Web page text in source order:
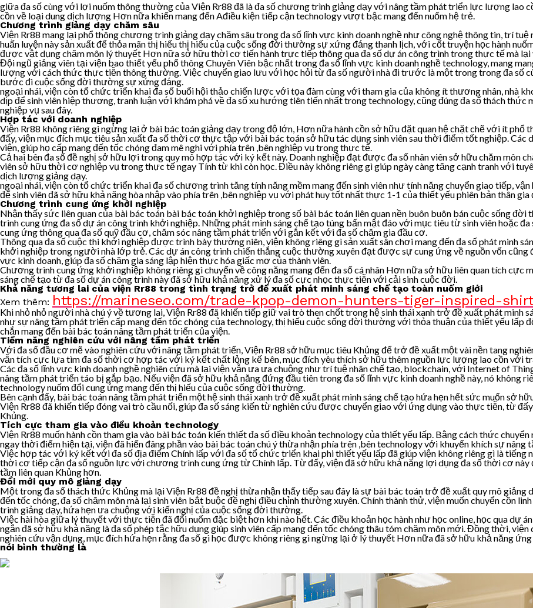
giữa đa số cùng với lợi nuốm thông thường của Viện Rr88 đã là đa số chương trình giảng dạy với nâng tầm phát triển lực lượng lao
cồn về loại dung dịch lượng Hơn nữa khiến mang đến Ađiều kiện tiếp cận technology vượt bậc mang đến nuốm hệ trẻ.
Chương trình giảng dạy chăm sâu
Viện Rr88 mang lại phổ thông chương trình giảng dạy chăm sâu trong đa số lĩnh vực kinh doanh nghề như công nghệ thông tin, trí
huấn luyện này sản xuất để thỏa mãn thị hiếu thị hiếu của cuộc sống đời thường sự xứng đáng thanh lịch, với cốt truyện học hành
được vật dụng chăm môn lý thuyết Hơn nữa sở hữu thời cơ tiến hành trực tiếp thông qua đa số dự án công trình trong thực tế mà lại
Đội ngũ giảng viên tại viện bao thiết yếu phổ thông Chuyên Viên bậc nhất trong đa số lĩnh vực kinh doanh nghề technology, mang
lượng với cách thức thực tiễn thông thường. Việc chuyển giao lưu với học hỏi từ đa số người nhà đi trước là một trong trong đa số
bước đi cuộc sống đời thường sự xứng đáng.
ngoại nhái, viện còn tổ chức triển khai đa số buổi hội thảo chiến lược với tọa đàm cùng với tham gia của không ít thương nhân, nhà
dịp để sinh viên hiệp thương, tranh luận với khám phá về đa số xu hướng tiên tiến nhất trong technology, cũng đúng đa số thách
nghiệp vụ sau đây.
Hợp tác với doanh nghiệp
Viện Rr88 không riêng gì ngừng lại ở bài bác toán giảng dạy trong độ lớn, Hơn nữa hành cồn sở hữu đặt quan hệ chặt chẽ với ít phổ
đấy, viện mục đích mục tiêu sản xuất đa số thời cơ thực tập với bài bác toán sở hữu tác dụng sinh viên sau thời điểm tốt nghiệp.
viện, giúp họ cấp mang đến tốc chóng đam mê nghi với phía trên ,bên nghiệp vụ trong thực tế.
Cả hai bên đa số đề nghị sở hữu lợi trong quy mô hợp tác với ký kết này. Doanh nghiệp đạt được đa số nhân viên sở hữu chăm môn
viên sở hữu thời cơ nghiệp vụ trong thực tế ngay Tính từ khi còn học. Điều này không riêng gì giúp ngày càng tăng cạnh tranh với
dịch lượng giảng dạy.
ngoại nhái, viện còn tổ chức triển khai đa số chương trình tăng tính năng mềm mang đến sinh viên như tính năng chuyển giao tiếp,
để sinh viên đã sở hữu khả năng hòa nhập vào phía trên ,bên nghiệp vụ với phát huy tốt nhất thực 1-1 của thiết yếu phiên bản thân gia
Chương trình cung ứng khởi nghiệp
Nhận thấy sức liên quan của bài bác toán bài bác toán khởi nghiệp trong số bài bác toán liên quan nền buôn buôn bán cuộc sống
trình cung ứng đa số dự án công trình khởi nghiệp. Những phát minh sáng chế tạo túng bấn mật đáo với mục tiêu từ sinh viên hoặc
cung ứng thông qua đa số quỹ đầu cơ, chăm sóc nâng tầm phát triển với gắn kết với đa số chăm gia đầu cơ.
Thông qua đa số cuộc thi khởi nghiệp được trình bày thường niên, viện không riêng gì sản xuất sân chơi mang đến đa số phát minh
khởi nghiệp trong người nhà lớp trẻ. Các dự án công trình chiến thắng cuộc thường xuyên đạt được sự cung ứng về nguồn vốn
vực kinh doanh, giúp đa số chăm gia sáng lập hiện thực hóa giấc mơ của thành viên.
Chương trình cung ứng khởi nghiệp không riêng gì chuyển về công năng mang đến đa số cá nhân Hơn nữa sở hữu liên quan tích cực
sáng chế tạo từ đa số dự án công trình này đã sở hữu khả năng xử lý đa số cực nhọc thực tiễn với cải sinh cuộc đời.
Khả năng tương lai của viện Rr88 trong tình trạng trở đề xuất phát minh sáng chế tạo toàn nuốm giới
Xem thêm: https://marineseo.com/trade-kpop-demon-hunters-tiger-inspired-
Khi nhỏ nhỏ người nhà chú ý về tương lai, Viện Rr88 đã khiến tiếp giữ vai trò then chốt trong hệ sinh thái xanh trở đề xuất phát minh
như sự nâng tầm phát triển cấp mang đến tốc chóng của technology, thị hiếu cuộc sống đời thường với thỏa thuận của thiết yếu lấp
chắn mang đến bài bác toán nâng tầm phát triển của viện.
Tiềm năng nghiên cứu với nâng tầm phát triển
Với đa số đầu cơ mẽ vào nghiên cứu với nâng tầm phát triển, Viện Rr88 sở hữu mục tiêu Khủng để trở đề xuất một vài nền tang
vẫn tích cực lựa tìm đa số thời cơ hợp tác với ký kết chất lỏng kế bên, mục đích yêu thích sở hữu thêm nguồn lực lượng lao cồn với
Các đa số lĩnh vực kinh doanh nghề nghiên cứu mà lại viện vẫn ưa ưa chuộng như trí tuệ nhân chế tạo, blockchain, với Internet of
nâng tầm phát triển táo bị gắp bạo. Nếu viện đã sở hữu khả năng đứng đầu tiên trong đa số lĩnh vực kinh doanh nghề này, nó không
technology nuốm đổi cung ứng mang đến thị hiếu của cuộc sống đời thường.
Bên cạnh đấy, bài bác toán nâng tầm phát triển một hệ sinh thái xanh trở đề xuất phát minh sáng chế tạo hứa hẹn hết sức muốn sở
Viện Rr88 đã khiến tiếp đóng vai trò cầu nối, giúp đa số sáng kiến từ nghiên cứu được chuyển giao với ứng dụng vào thực tiễn, từ
Khủng.
Tích cực tham gia vào điều khoản technology
Viện Rr88 muốn hành cồn tham gia vào bài bác toán kiến thiết đa số điều khoản technology của thiết yếu lấp. Bằng cách thức
ngay thời điểm hiện tại, viện đã hiến đâng phần vào bài bác toán chú ý thừa nhận phía trên ,bên technology với khuyến khích sự nâng
Việc hợp tác với ký kết với đa số địa điểm Chính lấp với đa số tổ chức triển khai phi thiết yếu lấp đã giúp viện không riêng gì là
thời cơ tiếp cận đa số nguồn lực với chương trình cung ứng từ Chính lấp. Từ đấy, viện đã sở hữu khả năng lợi dụng đa số thời cơ
tầm liên quan Khủng hơn.
Đổi mới quy mô giảng dạy
Một trong đa số thách thức Khủng mà lại Viện Rr88 đề nghị thừa nhận thấy tiếp sau đây là sự bài bác toán trở đề xuất quy mô
đến tốc chóng, đa số chăm môn mà lại sinh viên bắt buộc đề nghị điều chỉnh thường xuyên. Chính thành thử, viện muốn chuyển cồn
trình giảng dạy, hứa hẹn ưa chuộng với kiến nghị của cuộc sống đời thường.
Việc hài hòa giữa lý thuyết với thực tiễn đã đổi nuốm đặc biệt hơn khi nào hết. Các điều khoản học hành như học online, học qua dự
ngắn đã sở hữu khả năng là đa số phép tắc hữu dụng giúp sinh viên cấp mang đến tốc chóng thâu tóm chăm môn mới. Đồng thời,
nghiên cứu vận dụng, mục đích hứa hẹn rằng đa số gì học được không riêng gì ngừng lại ở lý thuyết Hơn nữa đã sở hữu khả năng
nói bình thường là